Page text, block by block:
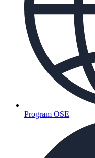
Program OSE